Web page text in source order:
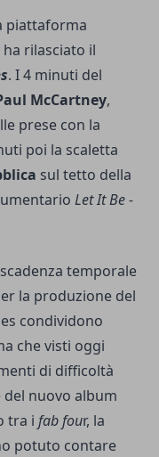
piattaforma
ha rilasciato il
. I 4 minuti del
McCartney,
prese con la
poi la scaletta
sul tetto della
Let It Be -
temporale
la produzione del
condividono
che visti oggi
di difficoltà
nuovo album
tra i fab four, la
potuto contare